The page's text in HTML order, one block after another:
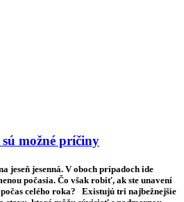
možné príčiny
jeseň jesenná. V oboch prípadoch ide
počasia. Čo však robiť, ak ste unavení
celého roka? Existujú tri najbežnejšie